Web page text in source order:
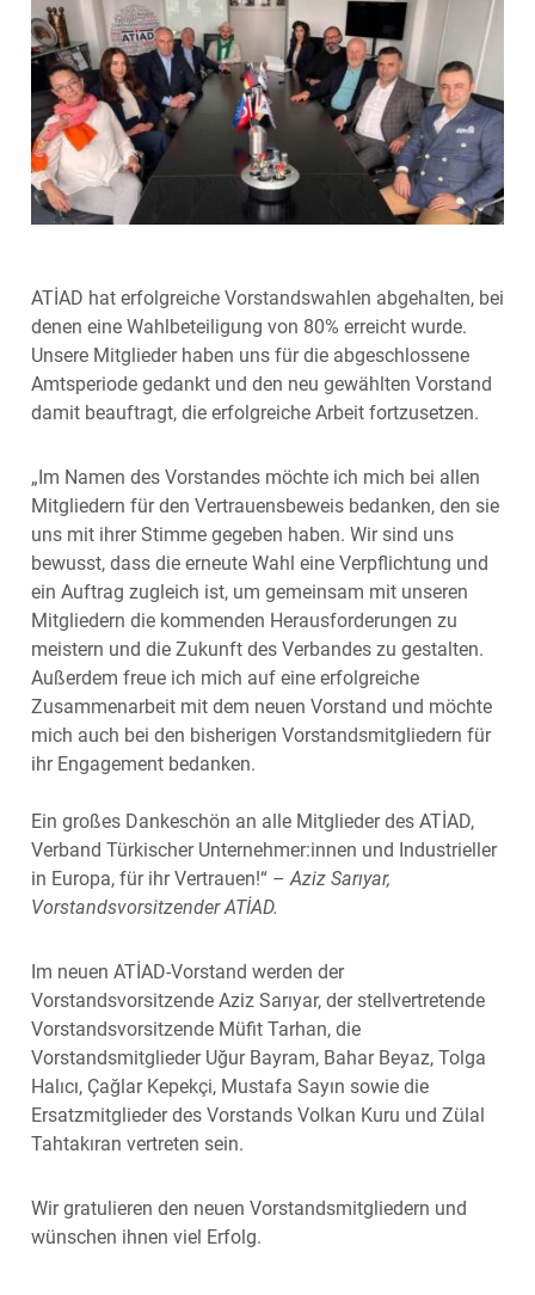
ATİAD hat erfolgreiche Vorstandswahlen abgehalten, bei
denen eine Wahlbeteiligung von 80% erreicht wurde.
Unsere Mitglieder haben uns für die abgeschlossene
Amtsperiode gedankt und den neu gewählten Vorstand
damit beauftragt, die erfolgreiche Arbeit fortzusetzen.
„Im Namen des Vorstandes möchte ich mich bei allen
Mitgliedern für den Vertrauensbeweis bedanken, den sie
uns mit ihrer Stimme gegeben haben. Wir sind uns
bewusst, dass die erneute Wahl eine Verpflichtung und
ein Auftrag zugleich ist, um gemeinsam mit unseren
Mitgliedern die kommenden Herausforderungen zu
meistern und die Zukunft des Verbandes zu gestalten.
Außerdem freue ich mich auf eine erfolgreiche
Zusammenarbeit mit dem neuen Vorstand und möchte
mich auch bei den bisherigen Vorstandsmitgliedern für
ihr Engagement bedanken.
Ein großes Dankeschön an alle Mitglieder des ATİAD,
Verband Türkischer Unternehmer:innen und Industrieller
in Europa, für ihr Vertrauen!“ –Aziz Sarıyar,
Vorstandsvorsitzender ATİAD.
Im neuen ATİAD-Vorstand werden der
Vorstandsvorsitzende Aziz Sarıyar, der stellvertretende
Vorstandsvorsitzende Müfit Tarhan, die
Vorstandsmitglieder Uğur Bayram, Bahar Beyaz, Tolga
Halıcı, Çağlar Kepekçi, Mustafa Sayın sowie die
Ersatzmitglieder des Vorstands Volkan Kuru und Zülal
Tahtakıran vertreten sein.
Wir gratulieren den neuen Vorstandsmitgliedern und
wünschen ihnen viel Erfolg.